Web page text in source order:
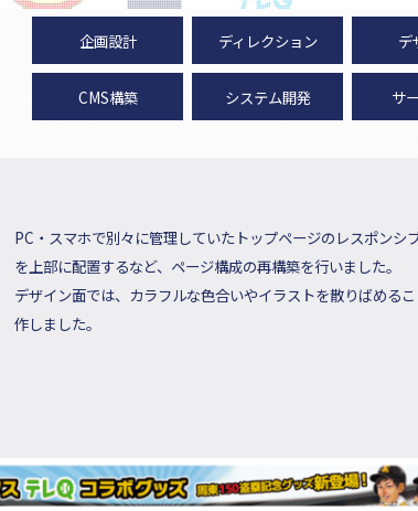
企画設計 ディレクション デ
CMS構築 システム開発 サ
PC・スマホで別々に管理していたトップページのレスポン
を上部に配置するなど、ページ構成の再構築を行いました。
デザイン面では、カラフルな色合いやイラストを散りばめる
作しました。